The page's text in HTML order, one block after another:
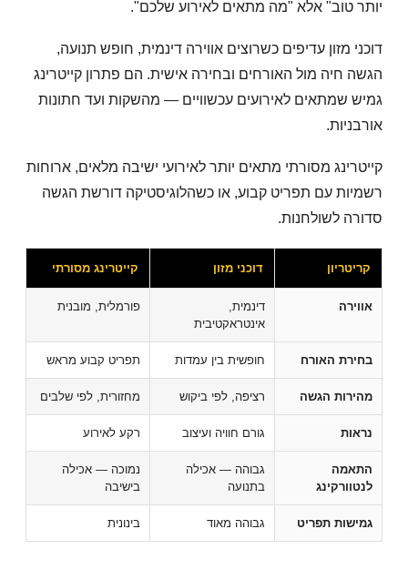
יותר טוב" אלא "מה מתאים לאירוע שלכם".
דוכני מזון עדיפים כשרוצים אווירה דינמית, חופש תנועה,
הגשה חיה מול האורחים ובחירה אישית. הם פתרון קייטרינג
גמיש שמתאים לאירועים עכשוויים — מהשקות ועד חתונות
אורבניות.
קייטרינג מסורתי מתאים יותר לאירועי ישיבה מלאים, ארוחות
רשמיות עם תפריט קבוע, או כשהלוגיסטיקה דורשת הגשה
סדורה לשולחנות.
קריטריון דוכני מזון קייטרינג מסורתי
אווירה
דינמית,
אינטראקטיבית
פורמלית, מובנית
בחירת האורח חופשית בין עמדות תפריט קבוע מראש
מהירות הגשה רציפה, לפי ביקוש מחזורית, לפי שלבים
נראות גורם חוויה ועיצוב רקע לאירוע
התאמה
לנטוורקינג
גבוהה — אכילה
בתנועה
נמוכה — אכילה
בישיבה
גמישות תפריט גבוהה מאוד בינונית